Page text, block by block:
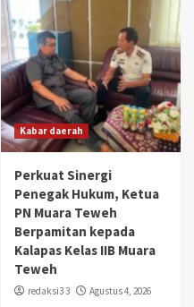
Kabar daerah
Perkuat Sinergi
Penegak Hukum, Ketua
PN Muara Teweh
Berpamitan kepada
Kalapas Kelas IIB Muara
Teweh
redaksi3 3 Agustus 4, 2026